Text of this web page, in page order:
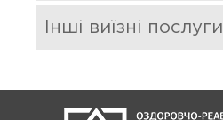
Інші виїзні послуги